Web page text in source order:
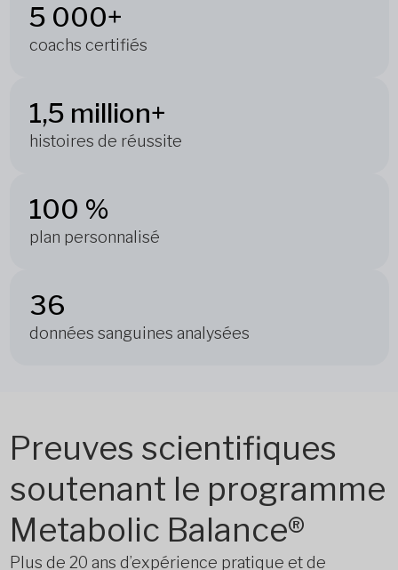
5 000+
coachs certifiés
1,5 million+
histoires de réussite
100 %
plan personnalisé
36
données sanguines analysées
Preuves scientifiques
soutenant le programme
Metabolic Balance®
Plus de 20 ans d’expérience pratique et de